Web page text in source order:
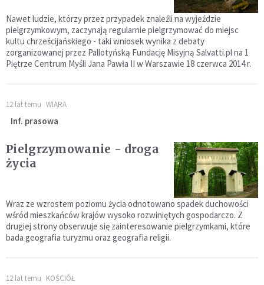
Nawet ludzie, którzy przez przypadek znaleźli na wyjeździe
pielgrzymkowym, zaczynają regularnie pielgrzymować do miejsc
kultu chrześcijańskiego - taki wniosek wynika z debaty
zorganizowanej przez Pallotyńską Fundację Misyjną Salvatti.pl na 1
Piętrze Centrum Myśli Jana Pawła II w Warszawie 18 czerwca 2014 r.
12 lat temu WIARA
Inf. prasowa
Pielgrzymowanie - droga
życia
Wraz ze wzrostem poziomu życia odnotowano spadek duchowości
wśród mieszkańców krajów wysoko rozwiniętych gospodarczo. Z
drugiej strony obserwuje się zainteresowanie pielgrzymkami, które
bada geografia turyzmu oraz geografia religii.
12 lat temu KOŚCIÓŁ